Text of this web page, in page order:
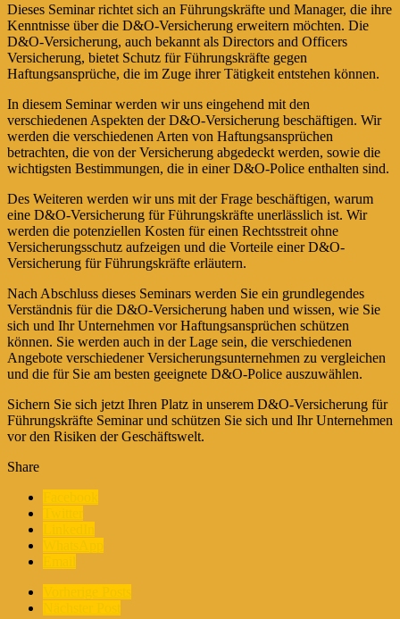
Dieses Seminar richtet sich an Führungskräfte und Manager, die ihre
Kenntnisse über die D&O-Versicherung erweitern möchten. Die
D&O-Versicherung, auch bekannt als Directors and Officers
Versicherung, bietet Schutz für Führungskräfte gegen
Haftungsansprüche, die im Zuge ihrer Tätigkeit entstehen können.
In diesem Seminar werden wir uns eingehend mit den
verschiedenen Aspekten der D&O-Versicherung beschäftigen. Wir
werden die verschiedenen Arten von Haftungsansprüchen
betrachten, die von der Versicherung abgedeckt werden, sowie die
wichtigsten Bestimmungen, die in einer D&O-Police enthalten sind.
Des Weiteren werden wir uns mit der Frage beschäftigen, warum
eine D&O-Versicherung für Führungskräfte unerlässlich ist. Wir
werden die potenziellen Kosten für einen Rechtsstreit ohne
Versicherungsschutz aufzeigen und die Vorteile einer D&O-
Versicherung für Führungskräfte erläutern.
Nach Abschluss dieses Seminars werden Sie ein grundlegendes
Verständnis für die D&O-Versicherung haben und wissen, wie Sie
sich und Ihr Unternehmen vor Haftungsansprüchen schützen
können. Sie werden auch in der Lage sein, die verschiedenen
Angebote verschiedener Versicherungsunternehmen zu vergleichen
und die für Sie am besten geeignete D&O-Police auszuwählen.
Sichern Sie sich jetzt Ihren Platz in unserem D&O-Versicherung für
Führungskräfte Seminar und schützen Sie sich und Ihr Unternehmen
vor den Risiken der Geschäftswelt.
Share